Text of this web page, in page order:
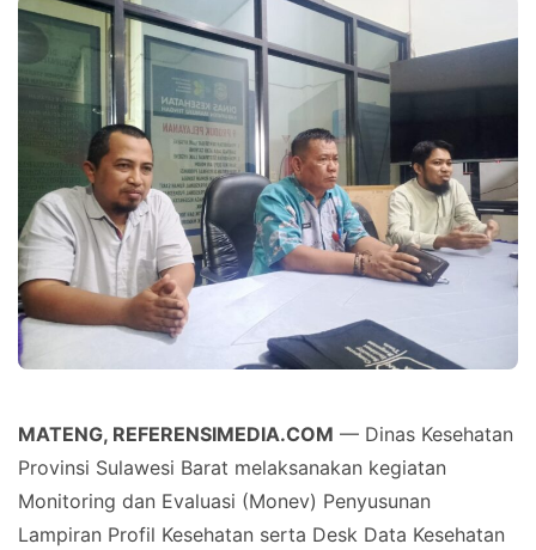
MATENG, REFERENSIMEDIA.COM — Dinas Kesehatan
Provinsi Sulawesi Barat melaksanakan kegiatan
Monitoring dan Evaluasi (Monev) Penyusunan
Lampiran Profil Kesehatan serta Desk Data Kesehatan